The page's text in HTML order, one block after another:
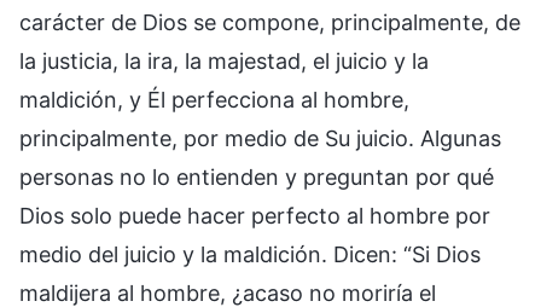
carácter de Dios se compone, principalmente, de
la justicia, la ira, la majestad, el juicio y la
maldición, y Él perfecciona al hombre,
principalmente, por medio de Su juicio. Algunas
personas no lo entienden y preguntan por qué
Dios solo puede hacer perfecto al hombre por
medio del juicio y la maldición. Dicen: “Si Dios
maldijera al hombre, ¿acaso no moriría el